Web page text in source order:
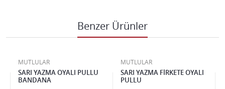
Benzer Ürünler
MUTLULAR
SARI YAZMA OYALI PULLU
BANDANA
MUTLULAR
SARI YAZMA FİRKETE OYALI
PULLU